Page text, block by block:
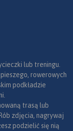
lub treningu.
rowerowych
podkładzie
trasą lub
zdjęcia, nagrywaj
podzielić się nią